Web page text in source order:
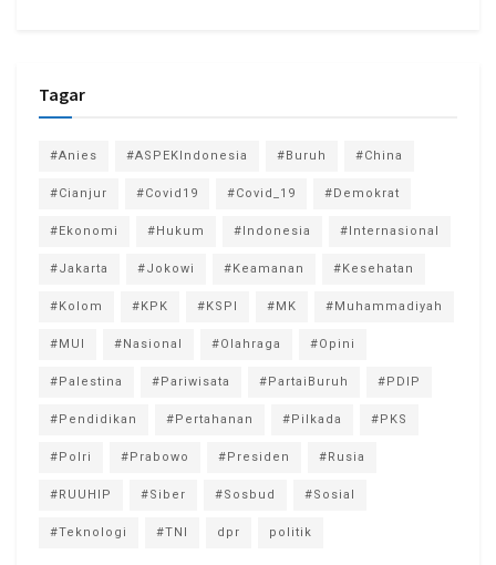
Tagar
#Anies #ASPEKIndonesia #Buruh #China
#Cianjur #Covid19 #Covid_19 #Demokrat
#Ekonomi #Hukum #Indonesia #Internasional
#Jakarta #Jokowi #Keamanan #Kesehatan
#Kolom #KPK #KSPI #MK #Muhammadiyah
#MUI #Nasional #Olahraga #Opini
#Palestina #Pariwisata #PartaiBuruh #PDIP
#Pendidikan #Pertahanan #Pilkada #PKS
#Polri #Prabowo #Presiden #Rusia
#RUUHIP #Siber #Sosbud #Sosial
#Teknologi #TNI dpr politik